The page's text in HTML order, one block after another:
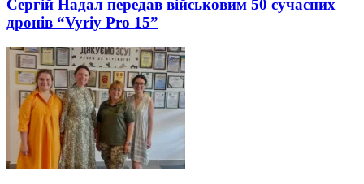
Сергій Надал передав військовим 50 сучасних
дронів “Vyriy Pro 15”